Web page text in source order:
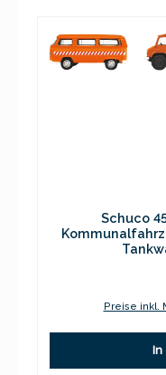
Schuco
Preise inkl.
In